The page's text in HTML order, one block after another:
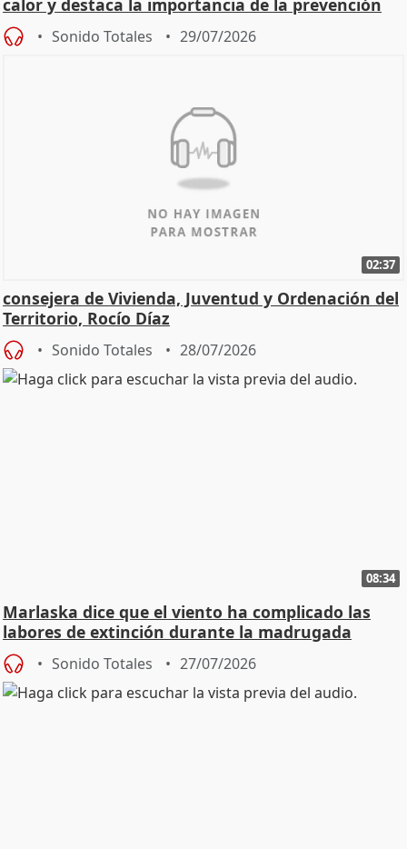
calor y destaca la importancia de la prevención
Sonido Totales 29/07/2026
02:37
consejera de Vivienda, Juventud y Ordenación del
Territorio, Rocío Díaz
Sonido Totales 28/07/2026
08:34
Marlaska dice que el viento ha complicado las
labores de extinción durante la madrugada
Sonido Totales 27/07/2026